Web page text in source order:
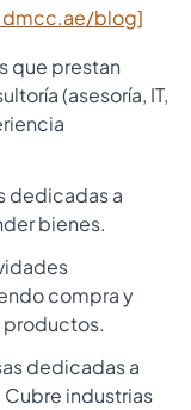
dmcc.ae/blog]
que prestan
(asesoría, IT,
dedicadas a
bienes.
compra y
dedicadas a
industrias